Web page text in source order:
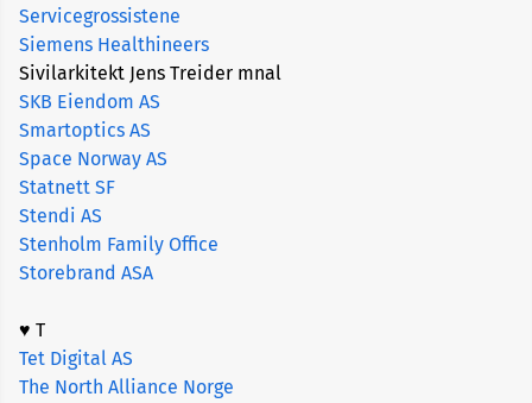
Servicegrossistene
Siemens Healthineers
Sivilarkitekt Jens Treider mnal
SKB Eiendom AS
Smartoptics AS
Space Norway AS
Statnett SF
Stendi AS
Stenholm Family Office
Storebrand ASA
♥ T
Tet Digital AS
The North Alliance Norge